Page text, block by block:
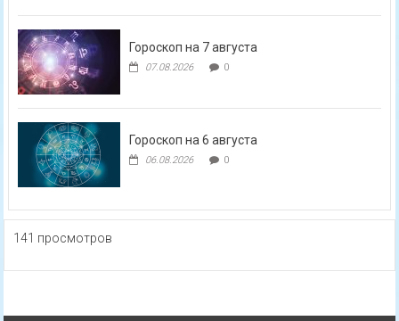
Гороскоп на 7 августа
07.08.2026 0
Гороскоп на 6 августа
06.08.2026 0
141 просмотров